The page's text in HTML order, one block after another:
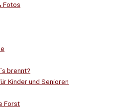
Fotos
brennt?
Kinder und Senioren
Forst